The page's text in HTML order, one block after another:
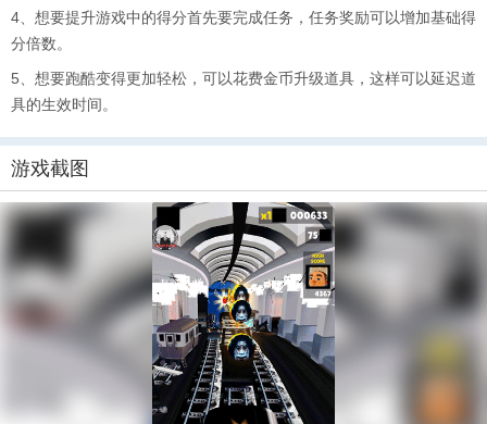
4、想要提升游戏中的得分首先要完成任务，任务奖励可以增加基础得
分倍数。
5、想要跑酷变得更加轻松，可以花费金币升级道具，这样可以延迟道
具的生效时间。
游戏截图